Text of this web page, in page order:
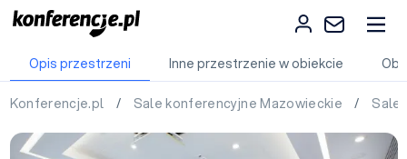
Opis przestrzeni Inne przestrzenie w obiekcie
Konferencje.pl / Sale konferencyjne Mazowieckie / Sale